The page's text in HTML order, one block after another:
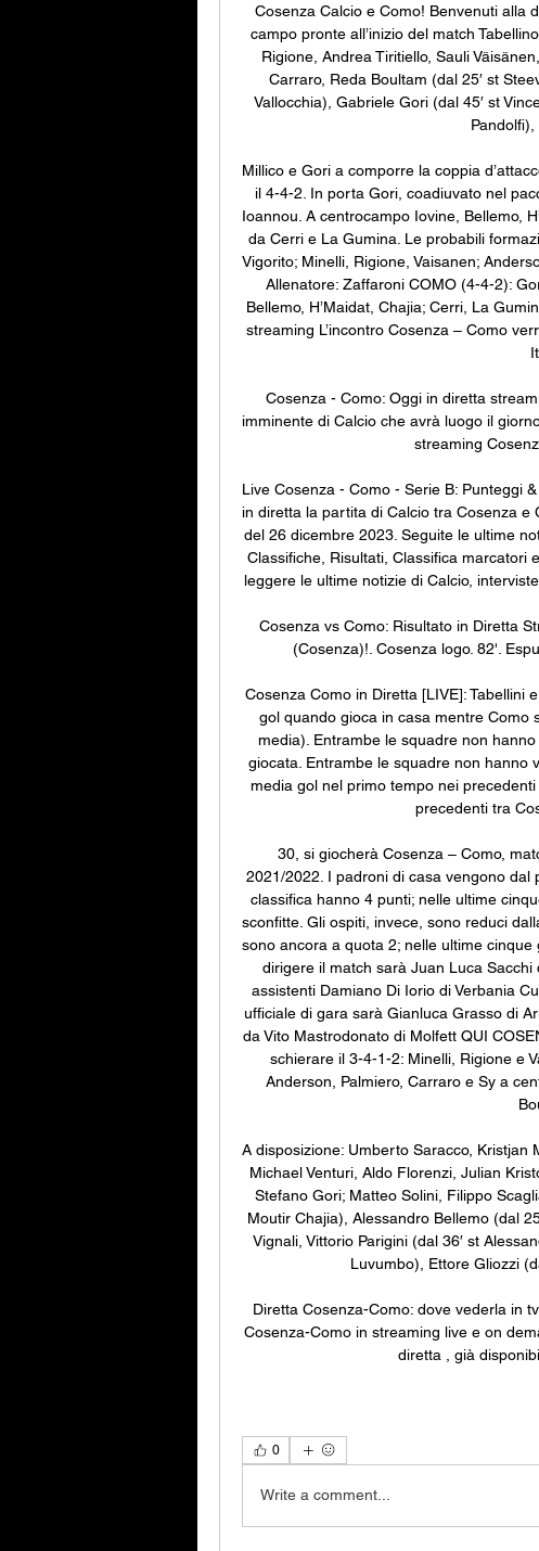
Cosenza Calcio e Como! Benvenuti alla
campo pronte all’inizio del match
Rigione, Andrea Tiritiello, Sauli
Carraro, Reda Boultam (dal 25′ st
Vallocchia), Gabriele Gori (dal 45′ st
Pandolfi),
Millico e Gori a comporre la coppia
il 4-4-2. In porta Gori, coadiuvato nel
Ioannou. A centrocampo Iovine, Bellemo,
da Cerri e La Gumina. Le probabili
Vigorito; Minelli, Rigione, Vaisanen;
Allenatore: Zaffaroni COMO (4-4-2):
Bellemo, H’Maidat, Chajia; Cerri, La
streaming L’incontro Cosenza – Como
Cosenza - Como: Oggi in diretta
imminente di Calcio che avrà luogo il
streaming
Live Cosenza - Como - Serie B: Punteggi
in diretta la partita di Calcio tra Cosenza
del 26 dicembre 2023. Seguite le ultime
Classifiche, Risultati, Classifica marcatori
leggere le ultime notizie di Calcio,
Cosenza vs Como: Risultato in Diretta
(Cosenza)!. Cosenza logo. 82'.
Cosenza Como in Diretta [LIVE]: Tabellini
gol quando gioca in casa mentre Como
media). Entrambe le squadre non
giocata. Entrambe le squadre non hanno
media gol nel primo tempo nei
precedenti tra
30, si giocherà Cosenza – Como,
2021/2022. I padroni di casa vengono
classifica hanno 4 punti; nelle ultime
sconfitte. Gli ospiti, invece, sono reduci
sono ancora a quota 2; nelle ultime
dirigere il match sarà Juan Luca
assistenti Damiano Di Iorio di Verbania
ufficiale di gara sarà Gianluca Grasso di
da Vito Mastrodonato di Molfett QUI
schierare il 3-4-1-2: Minelli, Rigione e
Anderson, Palmiero, Carraro e Sy a
A disposizione: Umberto Saracco, Kristjan
Michael Venturi, Aldo Florenzi, Julian
Stefano Gori; Matteo Solini, Filippo
Moutir Chajia), Alessandro Bellemo (dal
Vignali, Vittorio Parigini (dal 36′ st
Luvumbo), Ettore Gliozzi
Diretta Cosenza-Como: dove vederla in
Cosenza-Como in streaming live e on
diretta , già
0
Write a comment...